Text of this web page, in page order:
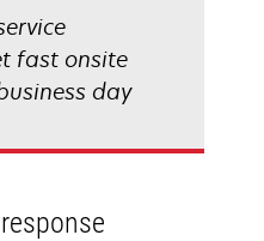
fast onsite
day